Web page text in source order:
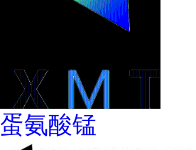
蛋氨酸锰